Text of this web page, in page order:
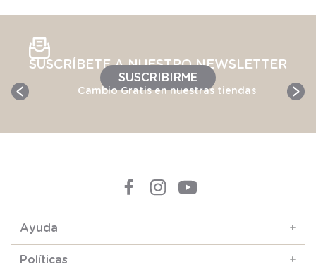
SUSCRÍBETE A NUESTRO NEWSLETTER
SUSCRIBIRME
Cambio Gratis en nuestras tiendas
Ayuda +
Políticas +